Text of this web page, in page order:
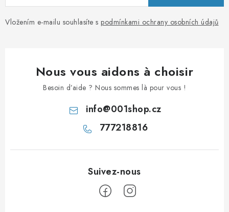
Vložením e-mailu souhlasíte s podmínkami ochrany osobních údajů
Nous vous aidons à choisir
Besoin d’aide ? Nous sommes là pour vous !
info@001shop.cz
777218816